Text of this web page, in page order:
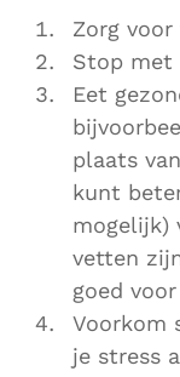
Zorg
Stop met
Eet
plaats
kunt
mogelijk)
vetten
goed
Voorkom
je stress